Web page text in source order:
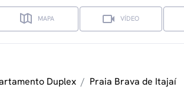
MAPA VÍDEO
Duplex Praia Brava de Itajaí